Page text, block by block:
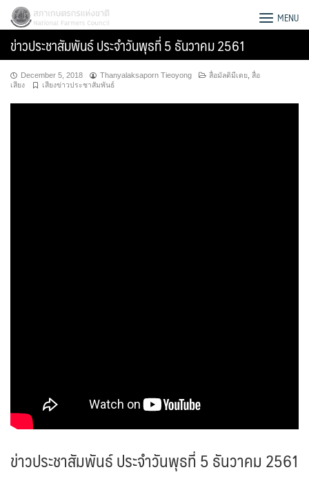
Skip
content
สภาเกษตรกรแห่งชาติ MENU
ข่าวประชาสัมพันธ์ ประจำวันพุธที่ 5 ธันวาคม 2561
December 5, 2018 Thanyalaksaporn Tieoyong สื่อมัลติมีเดย สื่อ
เสียง
เสียงข่าวประชาสัมพันธ์
ข่าวประชาสัมพันธ์ ประจำวันพุธที่ 5 ธันวาคม 2561